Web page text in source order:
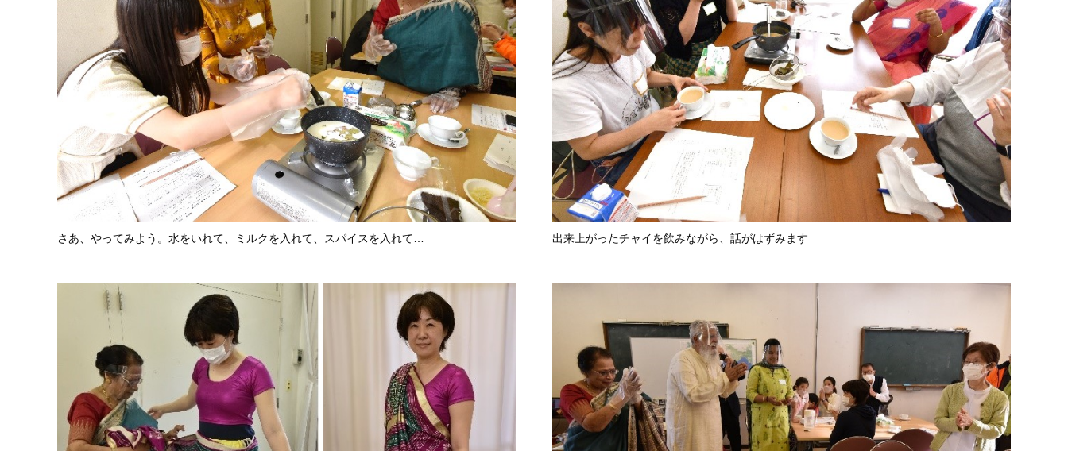
さあ、やってみよう。水をいれて、ミルクを入れて、スパイスを入れて… 出来上がったチャイを飲みながら、話がはずみます